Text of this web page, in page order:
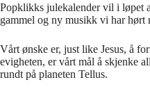
Popklikks julekalender vil i løpet
gammel og ny musikk vi har hørt
Vårt ønske er, just like Jesus, å
evigheten, er vårt mål å skjenke
rundt på planeten Tellus.